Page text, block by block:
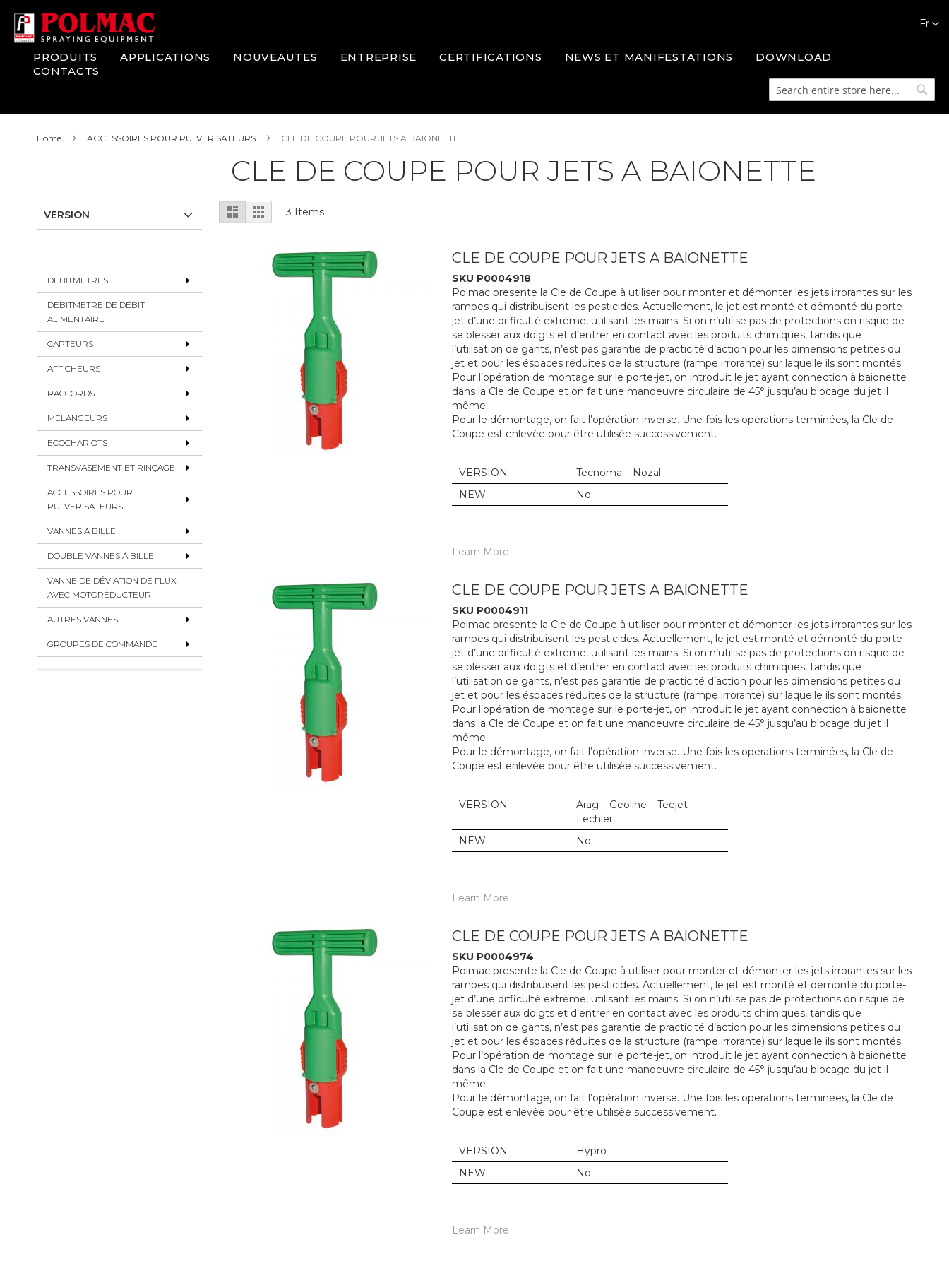
Skip
to
Content
Fr
PRODUITS APPLICATIONS NOUVEAUTES ENTREPRISE CERTIFICATIONS NEWS ET MANIFESTATIONS
DOWNLOAD
CONTACTS
Search
Home ACCESSOIRES POUR PULVERISATEURS CLE DE COUPE POUR JETS A BAIONETTE
CLE DE COUPE POUR JETS A BAIONETTE
View
as
List Grid 3 Items
CLE DE COUPE POUR JETS A BAIONETTE
SKU P0004918
Polmac presente la Cle de Coupe à utiliser pour monter et démonter les jets irrorantes sur les
rampes qui distribuisent les pesticides. Actuellement, le jet est monté et démonté du porte-
jet d’une difficulté extrème, utilisant les mains. Si on n’utilise pas de protections on risque de
se blesser aux doigts et d’entrer en contact avec les produits chimiques, tandis que
l’utilisation de gants, n’est pas garantie de practicité d’action pour les dimensions petites du
jet et pour les éspaces réduites de la structure (rampe irrorante) sur laquelle ils sont montés.
Pour l’opération de montage sur le porte-jet, on introduit le jet ayant connection à baionette
dans la Cle de Coupe et on fait une manoeuvre circulaire de 45° jusqu’au blocage du jet il
même.
Pour le démontage, on fait l’opération inverse. Une fois les operations terminées, la Cle de
Coupe est enlevée pour être utilisée successivement.
VERSION
Tecnoma – Nozal
NEW
No
Learn More
CLE DE COUPE POUR JETS A BAIONETTE
SKU P0004911
Polmac presente la Cle de Coupe à utiliser pour monter et démonter les jets irrorantes sur les
rampes qui distribuisent les pesticides. Actuellement, le jet est monté et démonté du porte-
jet d’une difficulté extrème, utilisant les mains. Si on n’utilise pas de protections on risque de
se blesser aux doigts et d’entrer en contact avec les produits chimiques, tandis que
l’utilisation de gants, n’est pas garantie de practicité d’action pour les dimensions petites du
jet et pour les éspaces réduites de la structure (rampe irrorante) sur laquelle ils sont montés.
Pour l’opération de montage sur le porte-jet, on introduit le jet ayant connection à baionette
dans la Cle de Coupe et on fait une manoeuvre circulaire de 45° jusqu’au blocage du jet il
même.
Pour le démontage, on fait l’opération inverse. Une fois les operations terminées, la Cle de
Coupe est enlevée pour être utilisée successivement.
VERSION
Arag – Geoline – Teejet –
Lechler
NEW
No
Learn More
CLE DE COUPE POUR JETS A BAIONETTE
SKU P0004974
Polmac presente la Cle de Coupe à utiliser pour monter et démonter les jets irrorantes sur les
rampes qui distribuisent les pesticides. Actuellement, le jet est monté et démonté du porte-
jet d’une difficulté extrème, utilisant les mains. Si on n’utilise pas de protections on risque de
se blesser aux doigts et d’entrer en contact avec les produits chimiques, tandis que
l’utilisation de gants, n’est pas garantie de practicité d’action pour les dimensions petites du
jet et pour les éspaces réduites de la structure (rampe irrorante) sur laquelle ils sont montés.
Pour l’opération de montage sur le porte-jet, on introduit le jet ayant connection à baionette
dans la Cle de Coupe et on fait une manoeuvre circulaire de 45° jusqu’au blocage du jet il
même.
Pour le démontage, on fait l’opération inverse. Une fois les operations terminées, la Cle de
Coupe est enlevée pour être utilisée successivement.
VERSION
Hypro
NEW
No
Learn More
VERSION
DEBITMETRES
DEBITMETRE DE DÉBIT
ALIMENTAIRE
CAPTEURS
AFFICHEURS
RACCORDS
MELANGEURS
ECOCHARIOTS
TRANSVASEMENT ET RINÇAGE
ACCESSOIRES POUR
PULVERISATEURS
VANNES A BILLE
DOUBLE VANNES À BILLE
VANNE DE DÉVIATION DE FLUX
AVEC MOTORÉDUCTEUR
AUTRES VANNES
GROUPES DE COMMANDE